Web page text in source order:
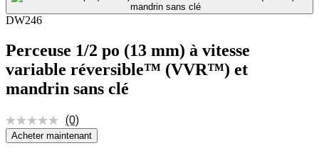
DW246
Perceuse 1/2 po (13 mm) à vitesse
variable réversible™ (VVR™) et
mandrin sans clé
(0)
Acheter maintenant